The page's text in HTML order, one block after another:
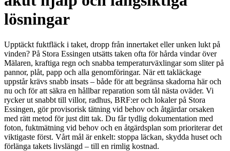
lösningar
Upptäckt fuktfläck i taket, dropp från innertaket eller unken lukt på
vinden? På Stora Essingen utsätts taken ofta för hårda vindar över
Mälaren, kraftiga regn och snabba temperaturväxlingar som sliter på
pannor, plåt, papp och alla genomföringar. När ett takläckage
uppstår krävs snabb insats – både för att begränsa skadorna här och
nu och för att säkra en hållbar reparation som tål nästa oväder. Vi
rycker ut snabbt till villor, radhus, BRF:er och lokaler på Stora
Essingen, gör provisorisk tätning vid behov och åtgärdar orsaken
med rätt metod för just ditt tak. Du får tydlig dokumentation med
foton, fuktmätning vid behov och en åtgärdsplan som prioriterar det
viktigaste först. Vårt mål är enkelt: stoppa läckan, skydda huset och
förlänga takets livslängd – till en rimlig kostnad.